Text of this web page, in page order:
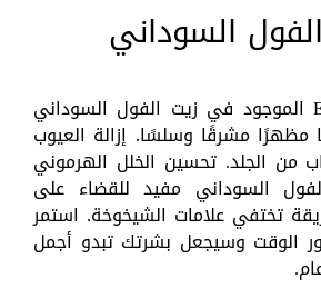
السوداني
يتم نقل فيتامين E الموجود في زيت الفول السوداني
مظهرًا مشرقًا وسلسًا. إزالة العيوب
من الجلد. تحسين الخلل الهرموني
السوداني مفيد للقضاء على
تختفي علامات الشيخوخة. استمر
الوقت وسيجعل بشرتك تبدو أجمل